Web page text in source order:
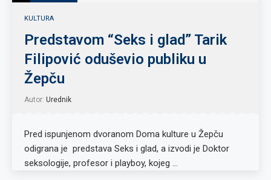
KULTURA
Predstavom “Seks i glad” Tarik
Filipović oduševio publiku u
Žepču
Autor: Urednik
Pred ispunjenom dvoranom Doma kulture u Žepču
odigrana je predstava Seks i glad, a izvodi je Doktor
seksologije, profesor i playboy, kojeg …